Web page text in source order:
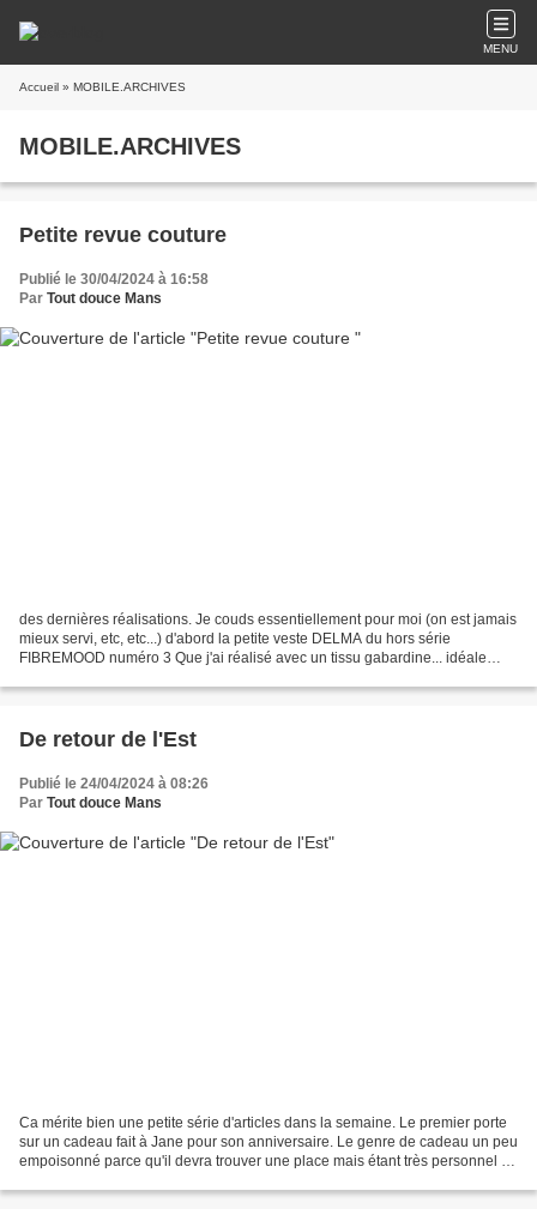
MENU
Accueil » MOBILE.ARCHIVES
MOBILE.ARCHIVES
Petite revue couture
Publié le 30/04/2024 à 16:58
Par Tout douce Mans
des dernières réalisations. Je couds essentiellement pour moi (on est jamais
mieux servi, etc, etc...) d'abord la petite veste DELMA du hors série
FIBREMOOD numéro 3 Que j'ai réalisé avec un tissu gabardine... idéale
De retour de l'Est
Publié le 24/04/2024 à 08:26
Par Tout douce Mans
Ca mérite bien une petite série d'articles dans la semaine. Le premier porte
sur un cadeau fait à Jane pour son anniversaire. Le genre de cadeau un peu
empoisonné parce qu'il devra trouver une place mais étant très personnel il